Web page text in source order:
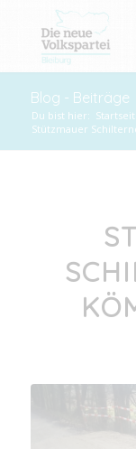
Blog - Beiträge
Du bist hier:
Stützmauer